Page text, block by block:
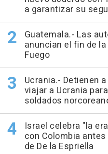
a garantizar su
Guatemala.- Las
anuncian el fin de
Fuego
Ucrania.- Detienen
viajar a Ucrania
soldados
Israel celebra "la
con Colombia
de De la Espriella